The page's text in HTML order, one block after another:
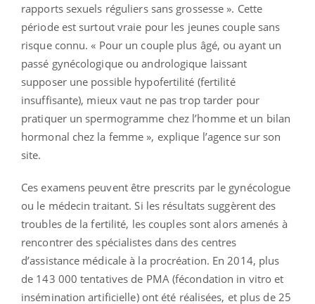
rapports sexuels réguliers sans grossesse ». Cette
période est surtout vraie pour les jeunes couple sans
risque connu. « Pour un couple plus âgé, ou ayant un
passé gynécologique ou andrologique laissant
supposer une possible hypofertilité (fertilité
insuffisante), mieux vaut ne pas trop tarder pour
pratiquer un spermogramme chez l’homme et un bilan
hormonal chez la femme », explique l’agence sur son
site.
Ces examens peuvent être prescrits par le gynécologue
ou le médecin traitant. Si les résultats suggèrent des
troubles de la fertilité, les couples sont alors amenés à
rencontrer des spécialistes dans des centres
d’assistance médicale à la procréation. En 2014, plus
de 143 000 tentatives de PMA (fécondation in vitro et
insémination artificielle) ont été réalisées, et plus de 25